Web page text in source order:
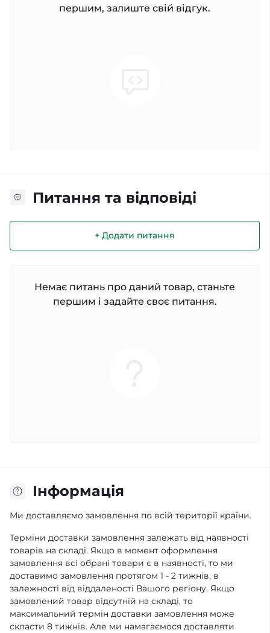
першим, залиште свій відгук.
Питання та відповіді
+ Додати питання
Немає питань про даний товар, станьте
першим і задайте своє питання.
Iнформація
Ми доставляємо замовлення по всій території країни.
Терміни доставки замовлення залежать від наявності
товарів на складі. Якщо в момент оформлення
замовлення всі обрані товари є в наявності, то ми
доставимо замовлення протягом 1 - 2 тижнів, в
залежності від віддаленості Вашого регіону. Якщо
замовлений товар відсутній на складі, то
максимальний термін доставки замовлення може
скласти 8 тижнів. Але ми намагаємося доставляти